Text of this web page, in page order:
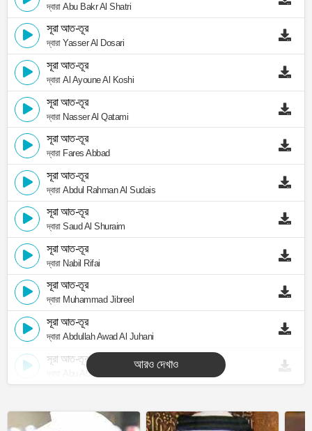
দ্বারা Abu Bakr Al Shatri
সূরা আত-তূর
দ্বারা Yasser Al Dosari
সূরা আত-তূর
দ্বারা Al Ayoune Al Koshi
সূরা আত-তূর
দ্বারা Nasser Al Qatami
সূরা আত-তূর
দ্বারা Fares Abbad
সূরা আত-তূর
দ্বারা Abdul Rahman Al Sudais
সূরা আত-তূর
দ্বারা Saud Al Shuraim
সূরা আত-তূর
দ্বারা Nabil Rifai
সূরা আত-তূর
দ্বারা Muhammad Jibreel
সূরা আত-তূর
দ্বারা Abdullah Awad Al Juhani
সূরা আত-তূর
দ্বারা Abu Abdullah Al Mudhaffar
আরও দেখাও